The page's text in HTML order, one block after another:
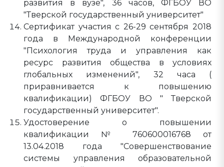
развития в вузе", 36 часов, ФГБОУ ВО
"Тверской государственный университет"
Сертификат участия с 26-29 сентября 2018
года в Международной конференции
"Психология труда и управления как
ресурс развития общества в условиях
глобальных изменений", 32 часа (
приравнивается к повышению
квалификации) ФГБОУ ВО " Тверской
государственный университет".
Удостоверение о повышении
квалификации № 760600016768 от
13.04.2018 года "Совершенствование
системы управления образовательной